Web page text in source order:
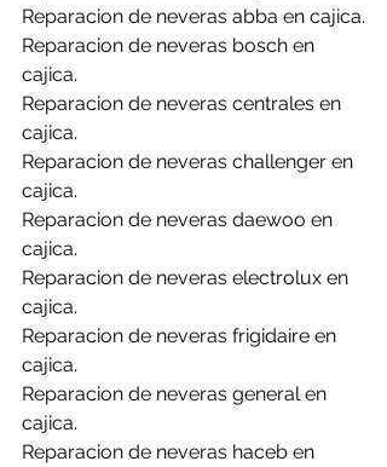
Reparacion de neveras abba en cajica.
Reparacion de neveras bosch en
cajica.
Reparacion de neveras centrales en
cajica.
Reparacion de neveras challenger en
cajica.
Reparacion de neveras daewoo en
cajica.
Reparacion de neveras electrolux en
cajica.
Reparacion de neveras frigidaire en
cajica.
Reparacion de neveras general en
cajica.
Reparacion de neveras haceb en